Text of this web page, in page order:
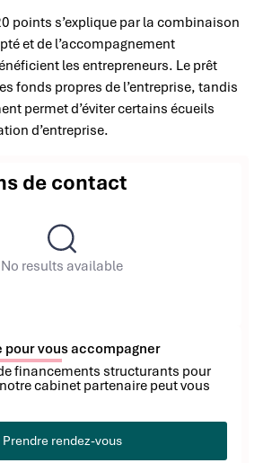
points s’explique par la combinaison
et de l’accompagnement
les entrepreneurs. Le prêt
fonds propres de l’entreprise, tandis
permet d’éviter certains écueils
d’entreprise.
de contact
No results available
pour vous accompagner
financements structurants pour
cabinet partenaire peut vous
Prendre rendez-vous